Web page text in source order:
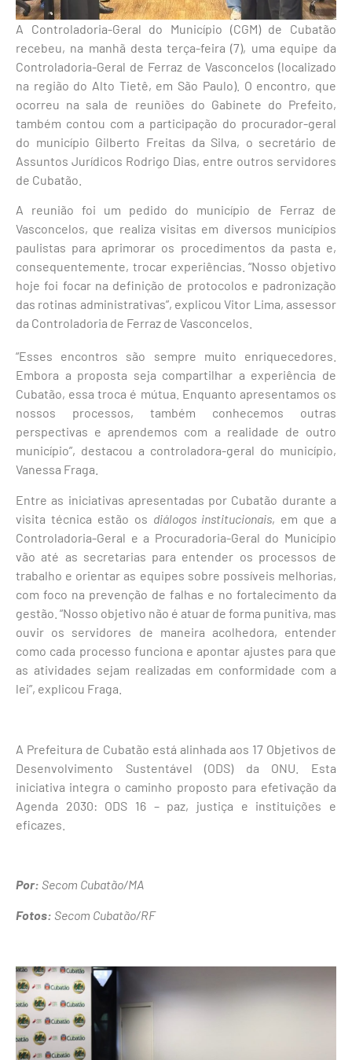
A Controladoria-Geral do Município (CGM) de Cubatão
recebeu, na manhã desta terça-feira (7), uma equipe da
Controladoria-Geral de Ferraz de Vasconcelos (localizado
na região do Alto Tietê, em São Paulo). O encontro, que
ocorreu na sala de reuniões do Gabinete do Prefeito,
também contou com a participação do procurador-geral
do município Gilberto Freitas da Silva, o secretário de
Assuntos Jurídicos Rodrigo Dias, entre outros servidores
de Cubatão.
A reunião foi um pedido do município de Ferraz de
Vasconcelos, que realiza visitas em diversos municípios
paulistas para aprimorar os procedimentos da pasta e,
consequentemente, trocar experiências. “Nosso objetivo
hoje foi focar na definição de protocolos e padronização
das rotinas administrativas”, explicou Vitor Lima, assessor
da Controladoria de Ferraz de Vasconcelos.
“Esses encontros são sempre muito enriquecedores.
Embora a proposta seja compartilhar a experiência de
Cubatão, essa troca é mútua. Enquanto apresentamos os
nossos processos, também conhecemos outras
perspectivas e aprendemos com a realidade de outro
município”, destacou a controladora-geral do município,
Vanessa Fraga.
Entre as iniciativas apresentadas por Cubatão durante a
visita técnica estão os diálogos institucionais, em que a
Controladoria-Geral e a Procuradoria-Geral do Município
vão até as secretarias para entender os processos de
trabalho e orientar as equipes sobre possíveis melhorias,
com foco na prevenção de falhas e no fortalecimento da
gestão. “Nosso objetivo não é atuar de forma punitiva, mas
ouvir os servidores de maneira acolhedora, entender
como cada processo funciona e apontar ajustes para que
as atividades sejam realizadas em conformidade com a
lei”, explicou Fraga.
A Prefeitura de Cubatão está alinhada aos 17 Objetivos de
Desenvolvimento Sustentável (ODS) da ONU. Esta
iniciativa integra o caminho proposto para efetivação da
Agenda 2030: ODS 16 – paz, justiça e instituições e
eficazes.
Por: Secom Cubatão/MA
Fotos: Secom Cubatão/RF